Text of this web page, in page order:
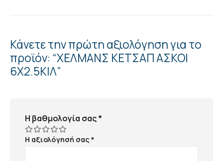
Κάνετε την πρώτη αξιολόγηση για το
προϊόν: “ΧΕΛΜΑΝΣ ΚΕΤΣΑΠ ΑΣΚΟΙ
6Χ2.5ΚΙΛ”
Η βαθμολογία σας*
Η αξιολόγησή σας*